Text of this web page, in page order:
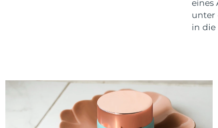
eines
unter
in die